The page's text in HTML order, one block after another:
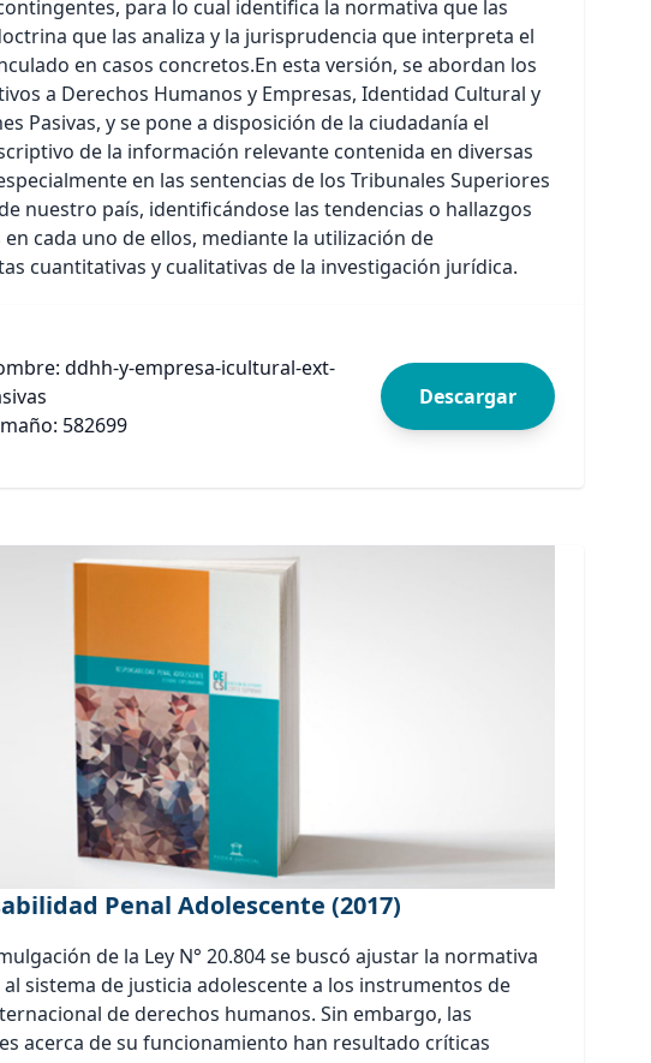
para lo cual identifica la normativa que las
que las analiza y la jurisprudencia que interpreta el
en casos concretos.En esta versión, se abordan los
a Derechos Humanos y Empresas, Identidad Cultural y
Pasivas, y se pone a disposición de la ciudadanía el
de la información relevante contenida en diversas
en las sentencias de los Tribunales Superiores
nuestro país, identificándose las tendencias o hallazgos
cada uno de ellos, mediante la utilización de
cuantitativas y cualitativas de la investigación jurídica.
ddhh-y-empresa-icultural-ext-
582699
Descargar
Penal Adolescente (2017)
de la Ley N° 20.804 se buscó ajustar la normativa
sistema de justicia adolescente a los instrumentos de
de derechos humanos. Sin embargo, las
acerca de su funcionamiento han resultado críticas